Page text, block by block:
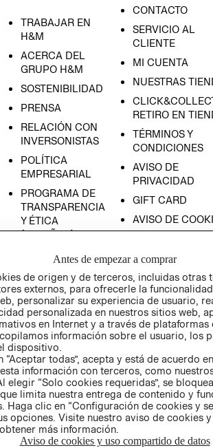
TRABAJAR EN
H&M
ACERCA DEL
GRUPO H&M
SOSTENIBILIDAD
PRENSA
RELACIÓN CON
INVERSONISTAS
POLÍTICA
EMPRESARIAL
PROGRAMA DE
TRANSPARENCIA
Y ÉTICA
(ESPAÑOL)
PROGRAMA DE
Y ÉTICA (INGLÉS)
CONTACTO
SERVICIO AL
CLIENTE
MI CUENTA
NUESTRAS
RETIRO EN
TÉRMINOS Y
CONDICIONES
AVISO DE
PRIVACIDAD
GIFT CARD
AVISO DE
COMERCIO - SIC
PETICIONES
QUEJAS Y
RECLAMOS
Antes de empezar a comprar
de origen y de terceros, incluidas otras
externos, para ofrecerle la
personalizar su experiencia de usuario,
personalizada en nuestros sitios web,
en Internet y a través de plataformas
información sobre el usuario, los
dispositivo.
“Aceptar todas”, acepta y está de acuerdo
información con terceros, como
elegir “Solo cookies requeridas”, se
limita nuestra entrega de contenido y
Haga clic en “Configuración de cookies y
opciones. Visite nuestro aviso de cookies
más información.
Aviso de cookies y uso compartido de datos